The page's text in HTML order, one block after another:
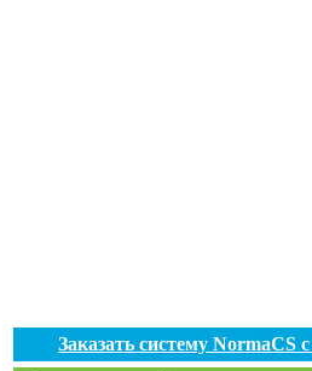
Заказать систему